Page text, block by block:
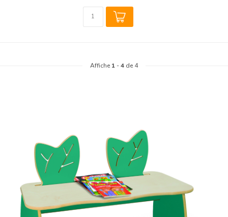
Affiche 1 -4 de 4